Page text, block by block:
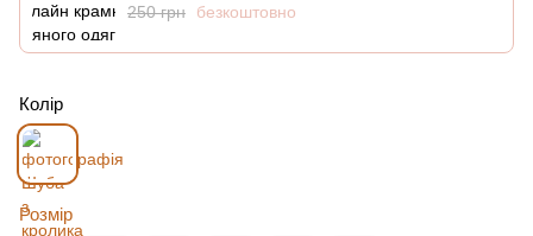
250 грн
безкоштовно
Колір
Розмір